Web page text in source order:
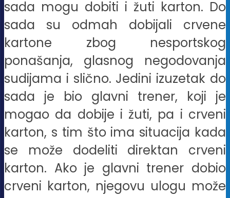
sada mogu dobiti i žuti karton. Do
sada su odmah dobijali crvene
kartone zbog nesportskog
ponašanja, glasnog negodovanja
sudijama i slično. Jedini izuzetak do
sada je bio glavni trener, koji je
mogao da dobije i žuti, pa i crveni
karton, s tim što ima situacija kada
se može dodeliti direktan crveni
karton. Ako je glavni trener dobio
crveni karton, njegovu ulogu može